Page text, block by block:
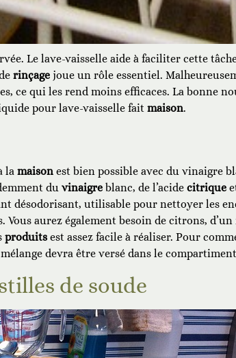
Le lave-vaisselle aide à faciliter cette
rinçage joue un rôle essentiel.
ce qui les rend moins efficaces. La bonne
pour lave-vaisselle fait maison.
la maison est bien possible avec du vinaigre
du vinaigre blanc, de l’acide citrique
désodorisant, utilisable pour nettoyer les
aurez également besoin de citrons,
produits est assez facile à réaliser. Pour
devra être versé dans le
de soude